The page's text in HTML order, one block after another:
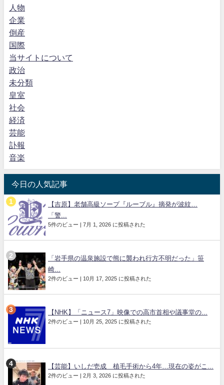
人物
企業
倒産
国際
当サイトについて
政治
未分類
皇室
社会
経済
芸能
訃報
音楽
今日の人気記事
【吉原】老舗高級ソープ『ルーブル』摘発が波紋…
「警...
5件のビュー 7月 1, 2026 に投稿された
「岩手県の温泉施設で熊に襲われ行方不明だった」笹
崎...
2件のビュー 10月 17, 2025 に投稿された
【NHK】「ニュース7」映像での高市首相や議事堂の...
2件のビュー 10月 25, 2025 に投稿された
【芸能】いしだ壱成 植毛手術から4年…現在の姿がこ...
2件のビュー 2月 3, 2026 に投稿された